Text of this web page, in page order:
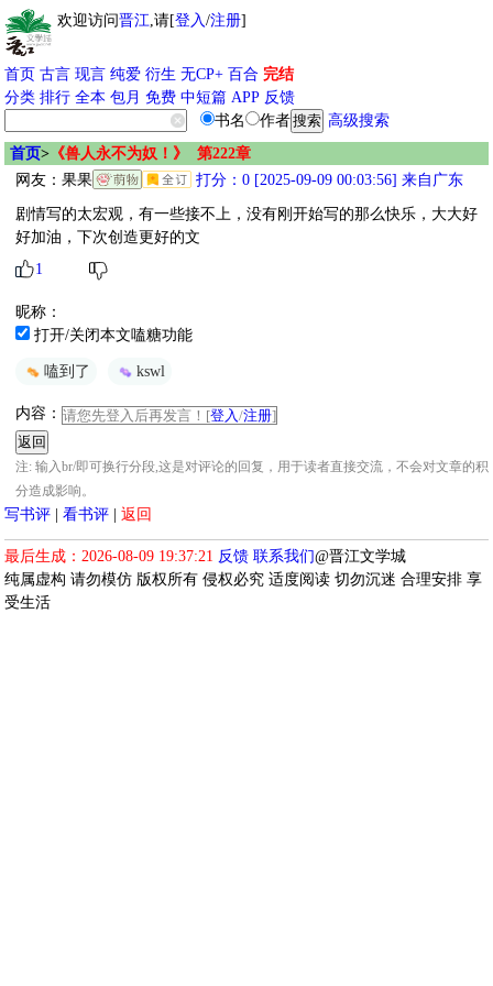
欢迎访问晋江,请[登入/注册]
首页 古言 现言 纯爱 衍生 无CP+ 百合 完结
分类 排行 全本 包月 免费 中短篇 APP 反馈
书名
作者
高级搜索
首页> 《兽人永不为奴！》 第222章
网友： 果果 打分：0 [2025-09-09 00:03:56] 来自广东
剧情写的太宏观，有一些接不上，没有刚开始写的那么快乐，大大好
好加油，下次创造更好的文
1
昵称：
打开/关闭本文嗑糖功能
嗑到了 kswl
内容： 请您先登入后再发言！[登入/注册]
注: 输入br/即可换行分段,这是对评论的回复，用于读者直接交流，不会对文章的积
分造成影响。
写书评 看书评 返回
最后生成：2026-08-09 19:37:21 反馈 联系我们@晋江文学城
纯属虚构 请勿模仿 版权所有 侵权必究 适度阅读 切勿沉迷 合理安排 享
受生活